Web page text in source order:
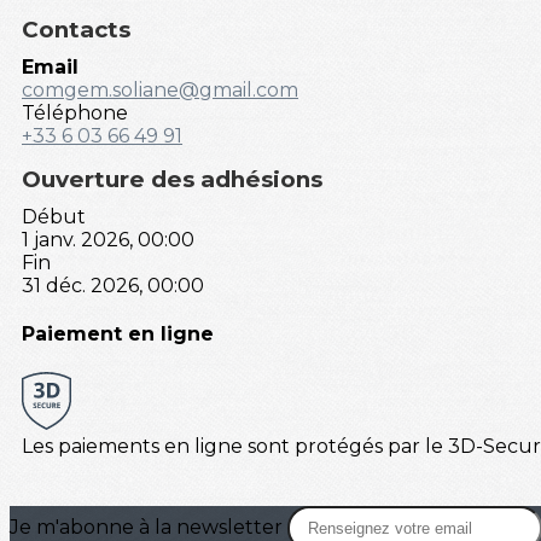
Contacts
Email
comgem.soliane@gmail.com
Téléphone
+33 6 03 66 49 91
Ouverture des adhésions
Début
1 janv. 2026, 00:00
Fin
31 déc. 2026, 00:00
Paiement en ligne
Les paiements en ligne sont protégés par le 3D-
Je m'abonne à la newsletter